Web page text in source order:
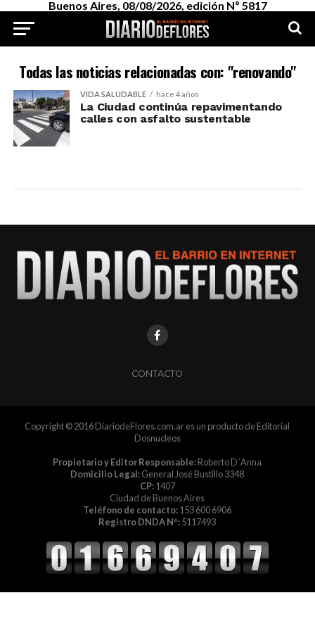
Buenos Aires, 08/08/2026, edición Nº 5817
Todas las noticias relacionadas con: "renovando"
VIDA SALUDABLE hace 4 años
La Ciudad continúa repavimentando
calles con asfalto sustentable
CONTACTO
Copyright © 2016 DiariodeFlores.com.ar es un producto de Editorial
Dosnucleos
Propietario y Editor Responsable:Roberto D´Anna
Domicilio Legal:General José Bustillo 3348
CP:1407
Ciudad de Buenos Aires
Teléfono de contacto:153 600 6906
Registro DNDA Nº:5117493